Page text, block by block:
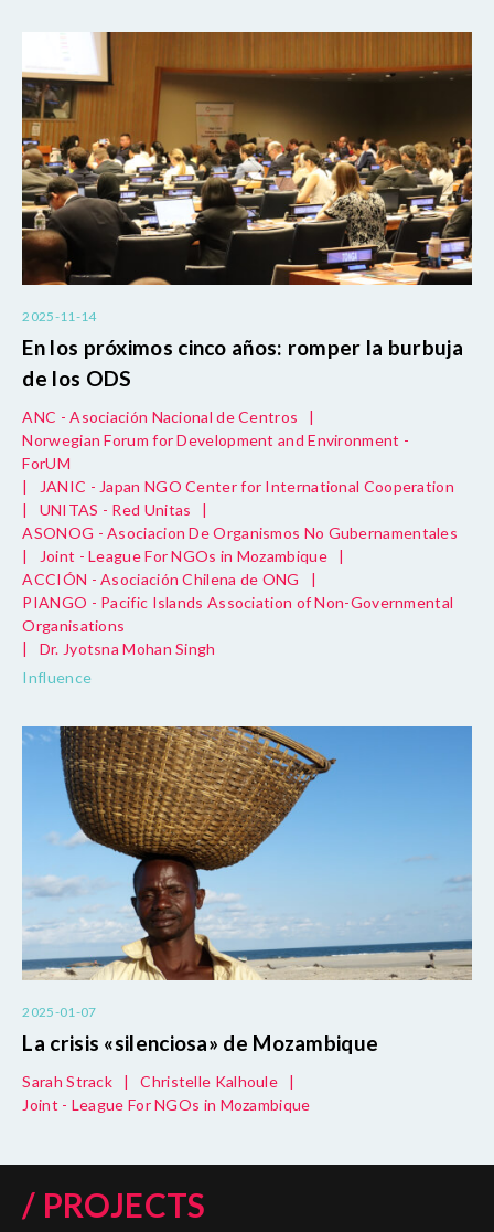
2025-11-14
En los próximos cinco años: romper la burbuja
de los ODS
ANC - Asociación Nacional de Centros
|
Norwegian Forum for Development and Environment -
ForUM
|
JANIC - Japan NGO Center for International Cooperation
|
UNITAS - Red Unitas
|
ASONOG - Asociacion De Organismos No Gubernamentales
|
Joint - League For NGOs in Mozambique
|
ACCIÓN - Asociación Chilena de ONG
|
PIANGO - Pacific Islands Association of Non-Governmental
Organisations
|
Dr. Jyotsna Mohan Singh
Influence
2025-01-07
La crisis «silenciosa» de Mozambique
Sarah Strack | Christelle Kalhoule
|
Joint - League For NGOs in Mozambique
/ PROJECTS